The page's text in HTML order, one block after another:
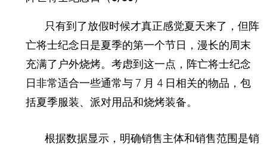
只有到了放假时候才真正感觉夏天来了，但阵
亡将士纪念日是夏季的第一个节日，漫长的周末
充满了户外烧烤。 考虑到这一点，阵亡将士纪念
日非常适合一些通常与 7 月 4 日相关的物品，包
括夏季服装、派对用品和烧烤装备。
根据数据显示，明确销售主体和销售范围是销